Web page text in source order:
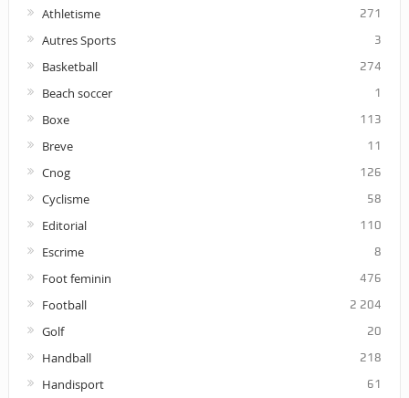
Athletisme 271
Autres Sports 3
Basketball 274
Beach soccer 1
Boxe 113
Breve 11
Cnog 126
Cyclisme 58
Editorial 110
Escrime 8
Foot feminin 476
Football 2 204
Golf 20
Handball 218
Handisport 61